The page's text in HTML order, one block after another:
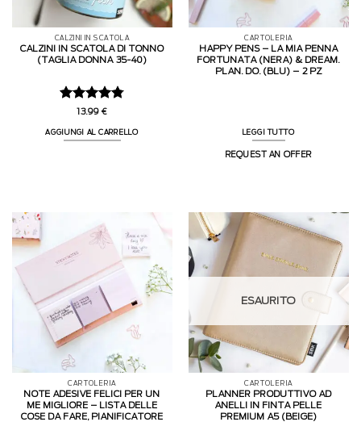
CALZINI IN SCATOLA
CALZINI IN SCATOLA DI TONNO
(TAGLIA DONNA 35-40)
Valutato
13.99 €
AGGIUNGI AL CARRELLO
CARTOLERIA
HAPPY PENS – LA MIA PENNA
FORTUNATA (NERA) & DREAM.
PLAN. DO. (BLU) – 2 PZ
LEGGI TUTTO
REQUEST AN OFFER
CARTOLERIA
NOTE ADESIVE FELICI PER UN
ME MIGLIORE – LISTA DELLE
COSE DA FARE, PIANIFICATORE
ESAURITO
CARTOLERIA
PLANNER PRODUTTIVO AD
ANELLI IN FINTA PELLE
PREMIUM A5 (BEIGE)